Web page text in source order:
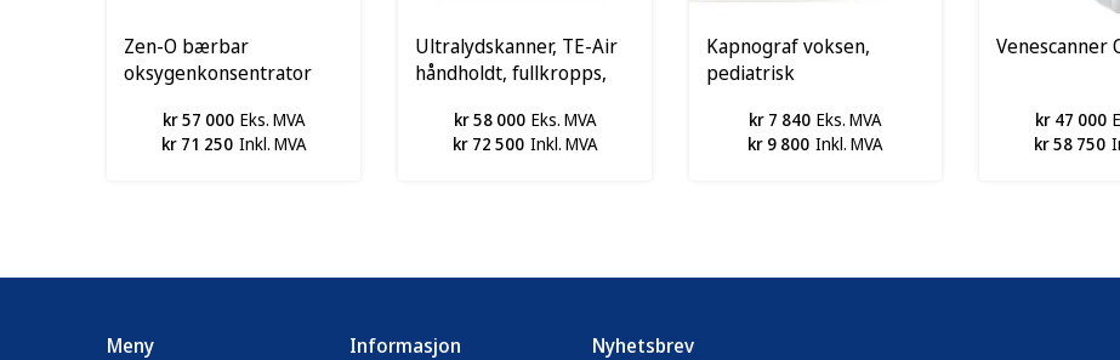
Zen-O bærbar
oksygenkonsentrator
kr 57 000 Eks. MVA
kr 71 250 Inkl. MVA
Ultralydskanner, TE-Air
håndholdt, fullkropps,
kr 58 000 Eks. MVA
kr 72 500 Inkl. MVA
Kapnograf voksen,
pediatrisk
kr 7 840 Eks. MVA
kr 9 800 Inkl. MVA
Venescanner
kr 47 000
kr 58 750
Meny Informasjon Nyhetsbrev